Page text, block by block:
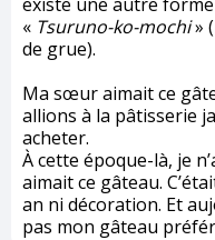
« Tsuruno-ko-mochi»
de grue).
Ma sœur aimait ce
allions à la pâtisserie
acheter.
À cette époque-là, je
aimait ce gâteau.
an ni décoration. Et
pas mon gâteau